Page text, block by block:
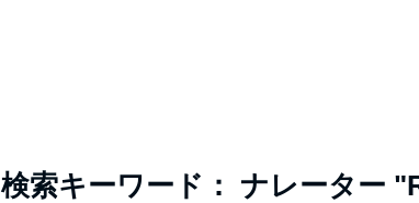
検索キーワード： ナレーター